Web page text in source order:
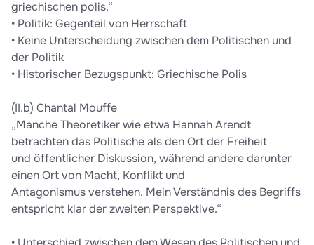
griechischen polis.“
• Politik: Gegenteil von Herrschaft
• Keine Unterscheidung zwischen dem Politischen und
der Politik
• Historischer Bezugspunkt: Griechische Polis
(II.b) Chantal Mouffe
„Manche Theoretiker wie etwa Hannah Arendt
betrachten das Politische als den Ort der Freiheit
und öffentlicher Diskussion, während andere darunter
einen Ort von Macht, Konflikt und
Antagonismus verstehen. Mein Verständnis des Begriffs
entspricht klar der zweiten Perspektive.“